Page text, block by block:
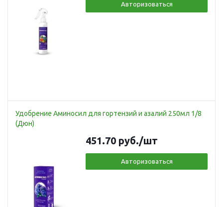
Авторизоваться
Удобрение Аминосил для гортензий и азалий 250мл 1/8
(Дюн)
451.70 руб./шт
Авторизоваться